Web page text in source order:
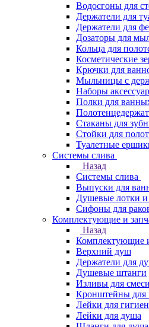
Водосгоны для
Держатели для
Держатели для
Дозаторы для
Кольца для
Косметические
Крючки для
Мыльницы с
Наборы
Полки для
Стаканы для
Стойки для
Туалетные
Системы слива
Назад
Системы слива
Выпуски для
Душевые лотки и
Сифоны для
Комплектующие и
Назад
Комплектующие
Верхний душ
Держатели для
Душевые штанги
Изливы для
Кронштейны для
Лейки для
Лейки для душа